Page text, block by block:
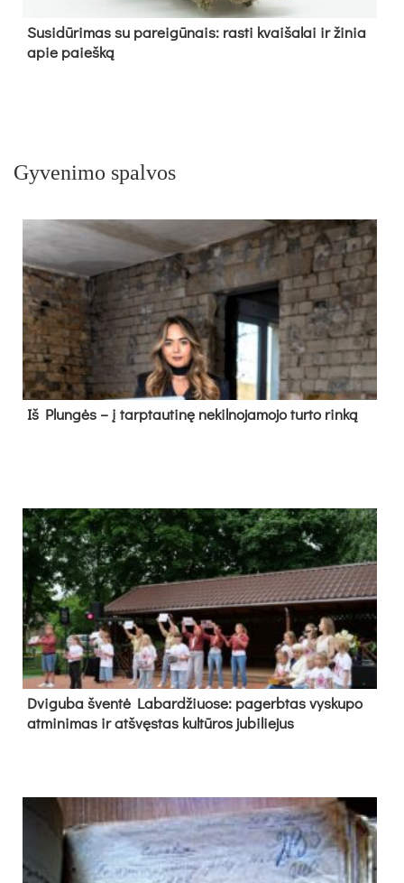
Su­si­dū­ri­mas su pa­rei­gū­nais: ras­ti kvai­ša­lai ir ži­nia
apie paieš­ką
Gyvenimo spalvos
Iš Plungės – į tarptautinę nekilnojamojo turto rinką
Dvi­gu­ba šven­tė La­bar­džiuo­se: pa­gerb­tas vys­ku­po
at­mi­ni­mas ir at­švęs­tas kul­tū­ros ju­bi­lie­jus